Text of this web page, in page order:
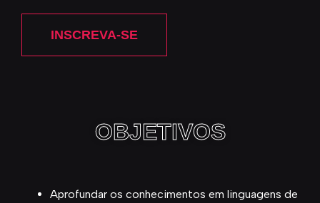
INSCREVA-SE
OBJETIVOS
Aprofundar os conhecimentos em linguagens de